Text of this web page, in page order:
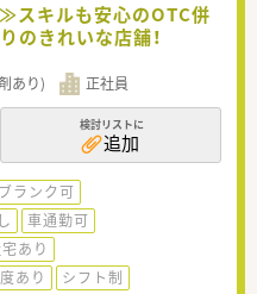
スキルも安心のOTC併
のきれいな店舗！
あり) 正社員
検討リストに
追加
ブランク可
車通勤可
あり
あり
シフト制